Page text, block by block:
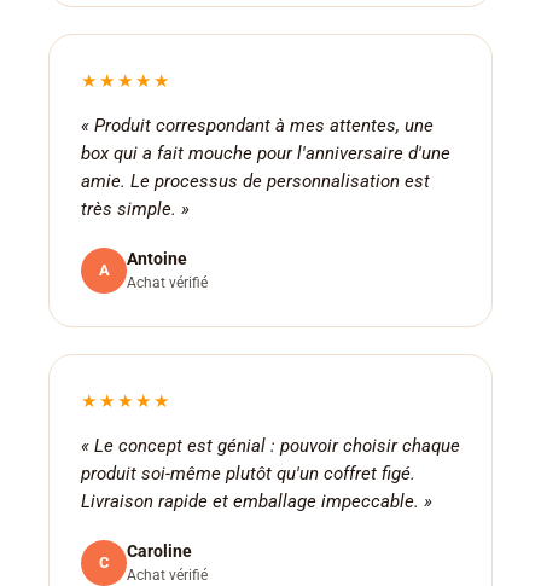
★★★★★
« Produit correspondant à mes attentes, une
box qui a fait mouche pour l'anniversaire d'une
amie. Le processus de personnalisation est
très simple. »
A
Antoine
Achat vérifié
★★★★★
« Le concept est génial : pouvoir choisir chaque
produit soi-même plutôt qu'un coffret figé.
Livraison rapide et emballage impeccable. »
C
Caroline
Achat vérifié